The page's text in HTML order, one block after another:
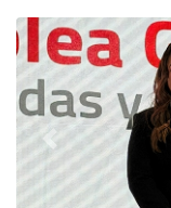
Previous